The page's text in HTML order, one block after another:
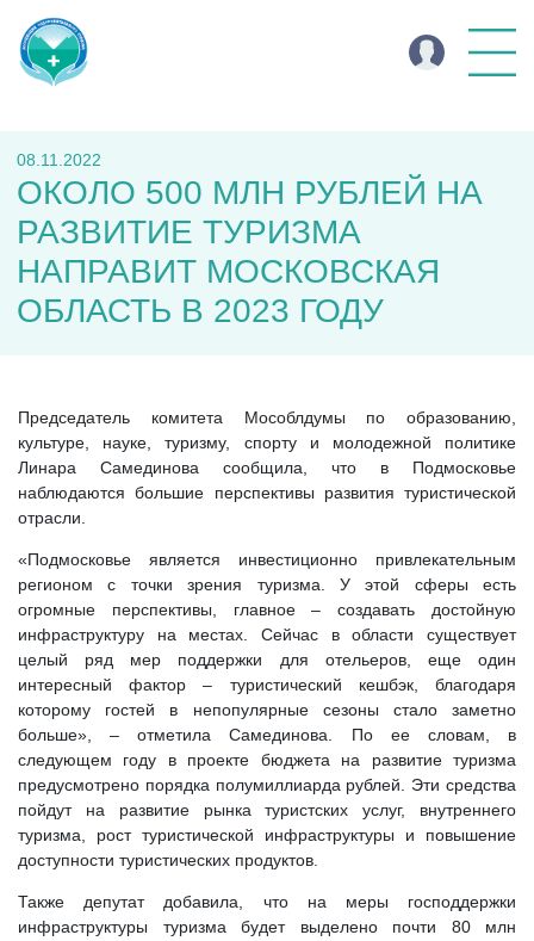
08.11.2022
ОКОЛО 500 МЛН РУБЛЕЙ НА
РАЗВИТИЕ ТУРИЗМА
НАПРАВИТ МОСКОВСКАЯ
ОБЛАСТЬ В 2023 ГОДУ
Председатель комитета Мособлдумы по образованию,
культуре, науке, туризму, спорту и молодежной политике
Линара Самединова сообщила, что в Подмосковье
наблюдаются большие перспективы развития туристической
отрасли.
«Подмосковье является инвестиционно привлекательным
регионом с точки зрения туризма. У этой сферы есть
огромные перспективы, главное – создавать достойную
инфраструктуру на местах. Сейчас в области существует
целый ряд мер поддержки для отельеров, еще один
интересный фактор – туристический кешбэк, благодаря
которому гостей в непопулярные сезоны стало заметно
больше», – отметила Самединова. По ее словам, в
следующем году в проекте бюджета на развитие туризма
предусмотрено порядка полумиллиарда рублей. Эти средства
пойдут на развитие рынка туристских услуг, внутреннего
туризма, рост туристической инфраструктуры и повышение
доступности туристических продуктов.
Также депутат добавила, что на меры господдержки
инфраструктуры туризма будет выделено почти 80 млн